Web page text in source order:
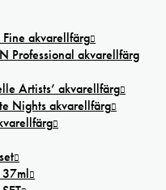
Fine akvarellfärg
Professional akvarellfärg
Artists’ akvarellfärg
Nights akvarellfärg